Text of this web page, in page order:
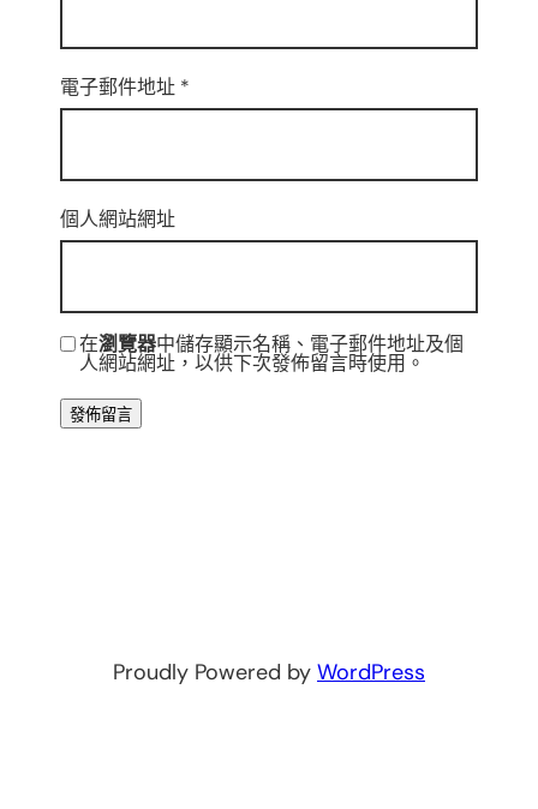
電子郵件地址 *
個人網站網址
在瀏覽器中儲存顯示名稱、電子郵件地址及個
人網站網址，以供下次發佈留言時使用。
Proudly Powered by WordPress